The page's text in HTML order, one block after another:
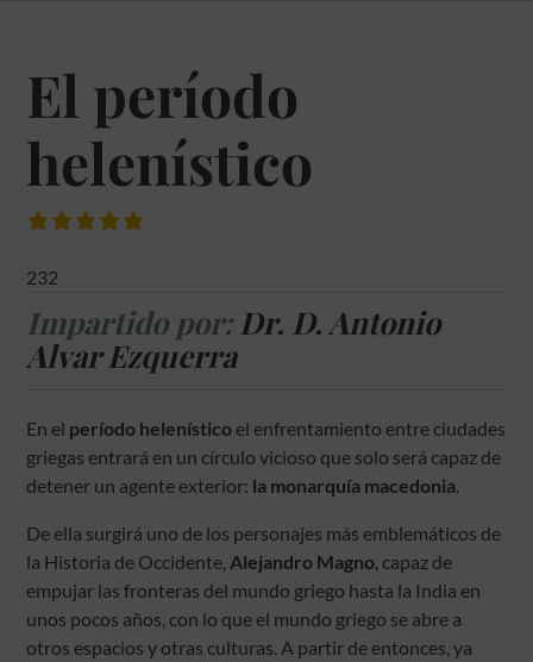
El período
helenístico
232
Impartido por: Dr. D. Antonio
Alvar Ezquerra
En el período helenístico el enfrentamiento entre ciudades
griegas entrará en un círculo vicioso que solo será capaz de
detener un agente exterior: la monarquía macedonia
De ella surgirá uno de los personajes más emblemáticos de
la Historia de Occidente, Alejandro Magno , capaz de
empujar las fronteras del mundo griego hasta la India en
unos pocos años, con lo que el mundo griego se abre a
otros espacios y otras culturas. A partir de entonces, ya